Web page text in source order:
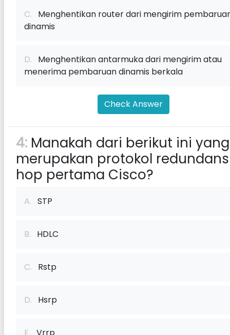
C. Menghentikan router dari mengirim
dinamis
D. Menghentikan antarmuka dari mengirim atau
menerima pembaruan dinamis berkala
Check Answer
4: Manakah dari berikut ini yang
merupakan protokol
hop pertama Cisco?
A. STP
B. HDLC
C. Rstp
D. Hsrp